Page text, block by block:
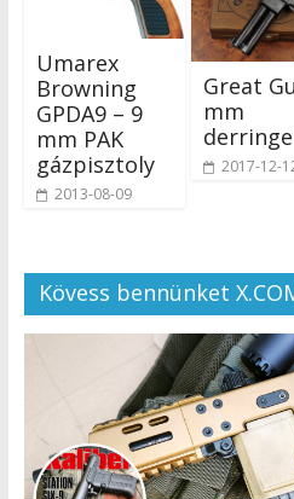
Umarex
Browning
GPDA9 – 9
mm PAK
gázpisztoly
2013-08-09
Great
mm
2017-12-
Kövess bennünket